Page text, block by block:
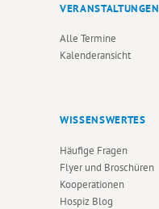
VERANSTALTUNGEN
Alle Termine
Kalenderansicht
WISSENSWERTES
Häufige Fragen
Flyer und Broschüren
Kooperationen
Hospiz Blog